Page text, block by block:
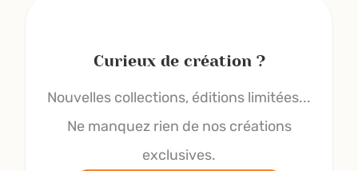
Curieux de création ?
Nouvelles collections, éditions limitées...
Ne manquez rien de nos créations
exclusives.